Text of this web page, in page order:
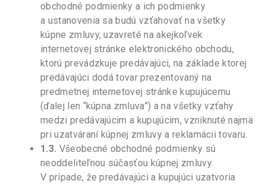
obchodné podmienky a ich podmienky
a ustanovenia sa budú vzťahovať na všetky
kúpne zmluvy, uzavreté na akejkoľvek
internetovej stránke elektronického obchodu,
ktorú prevádzkuje predávajúci, na základe ktorej
predávajúci dodá tovar prezentovaný na
predmetnej internetovej stránke kupujúcemu
(ďalej len “kúpna zmluva”) a na všetky vzťahy
medzi predávajúcim a kupujúcim, vzniknuté najmä
pri uzatváraní kúpnej zmluvy a reklamácii tovaru.
1.3. Všeobecné obchodné podmienky sú
neoddeliteľnou súčasťou kúpnej zmluvy.
V prípade, že predávajúci a kupujúci uzatvoria